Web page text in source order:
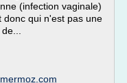
(infection vaginale)
donc qui n'est pas une